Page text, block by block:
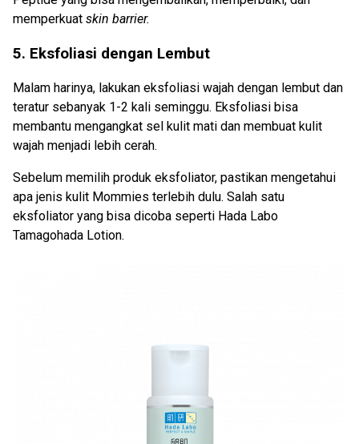
memperkuat skin barrier.
5. Eksfoliasi dengan Lembut
Malam harinya, lakukan eksfoliasi wajah dengan lembut dan
teratur sebanyak 1-2 kali seminggu. Eksfoliasi bisa
membantu mengangkat sel kulit mati dan membuat kulit
wajah menjadi lebih cerah.
Sebelum memilih produk eksfoliator, pastikan mengetahui
apa jenis kulit Mommies terlebih dulu. Salah satu
eksfoliator yang bisa dicoba seperti Hada Labo
Tamagohada Lotion.